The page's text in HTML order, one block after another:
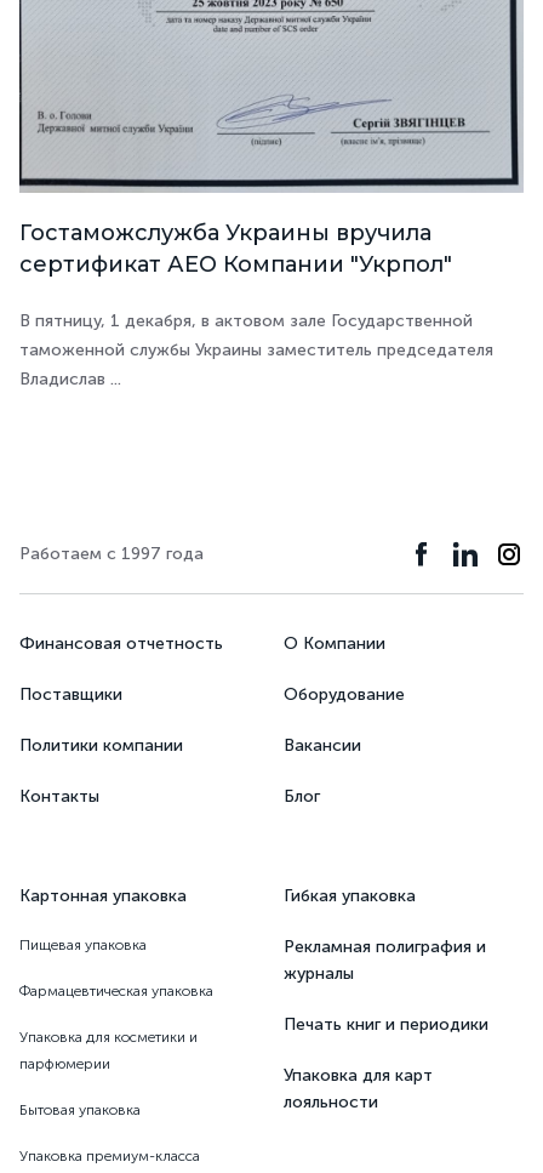
Гостаможслужба Украины вручила
сертификат АЕО Компании "Укрпол"
В пятницу, 1 декабря, в актовом зале Государственной
таможенной службы Украины заместитель председателя
Владислав ...
Работаем с 1997 года
Финансовая отчетность
Поставщики
Политики компании
Контакты
О Компании
Оборудование
Вакансии
Блог
Картонная упаковка
Пищевая упаковка
Фармацевтическая упаковка
Упаковка для косметики и
парфюмерии
Бытовая упаковка
Упаковка премиум-класса
Гибкая упаковка
Рекламная полиграфия и
журналы
Печать книг и периодики
Упаковка для карт
лояльности